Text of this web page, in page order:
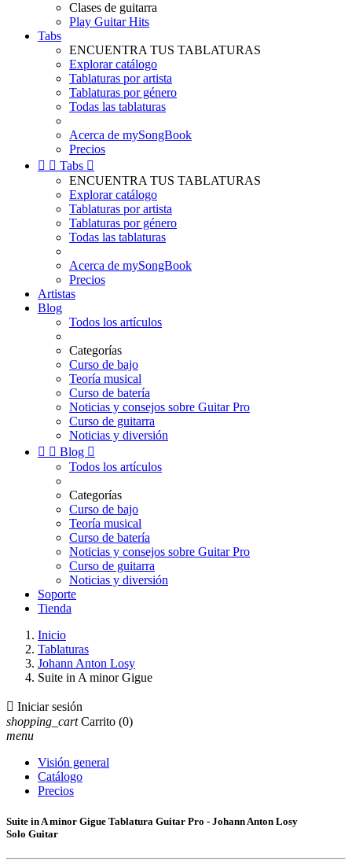
Clases de guitarra
Play Guitar Hits
Tabs
ENCUENTRA TUS TABLATURAS
Explorar catálogo
Tablaturas por artista
Tablaturas por género
Todas las tablaturas
Acerca de mySongBook
Precios
  Tabs 
ENCUENTRA TUS TABLATURAS
Explorar catálogo
Tablaturas por artista
Tablaturas por género
Todas las tablaturas
Acerca de mySongBook
Precios
Artistas
Blog
Todos los artículos
Categorías
Curso de bajo
Teoría musical
Curso de batería
Noticias y consejos sobre Guitar Pro
Curso de guitarra
Noticias y diversión
  Blog 
Todos los artículos
Categorías
Curso de bajo
Teoría musical
Curso de batería
Noticias y consejos sobre Guitar Pro
Curso de guitarra
Noticias y diversión
Soporte
Tienda
Inicio
Tablaturas
Johann Anton Losy
Suite in A minor Gigue
 Iniciar sesión
shopping_cart Carrito (0)
menu
Visión general
Catálogo
Precios
Suite in A minor Gigue Tablatura Guitar Pro - Johann Anton Losy
Solo Guitar